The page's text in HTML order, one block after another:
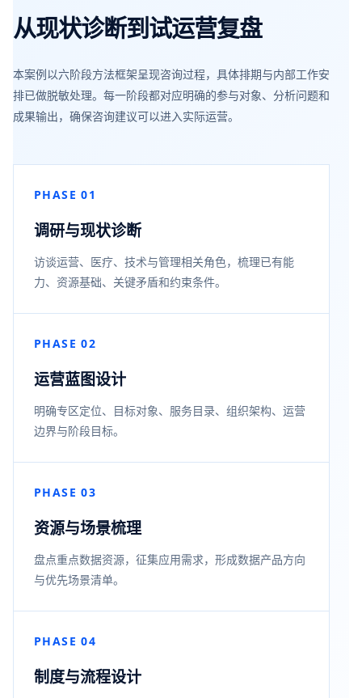
从现状诊断到试运营复盘
本案例以六阶段方法框架呈现咨询过程，具体排期与内部工作安
排已做脱敏处理。每一阶段都对应明确的参与对象、分析问题和
成果输出，确保咨询建议可以进入实际运营。
PHASE 01
调研与现状诊断
访谈运营、医疗、技术与管理相关角色，梳理已有能
力、资源基础、关键矛盾和约束条件。
PHASE 02
运营蓝图设计
明确专区定位、目标对象、服务目录、组织架构、运营
边界与阶段目标。
PHASE 03
资源与场景梳理
盘点重点数据资源，征集应用需求，形成数据产品方向
与优先场景清单。
PHASE 04
制度与流程设计